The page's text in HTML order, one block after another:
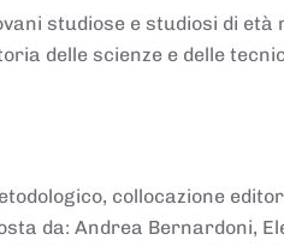
studiose e studiosi di età
delle scienze e delle
collocazione
da: Andrea Bernardoni,